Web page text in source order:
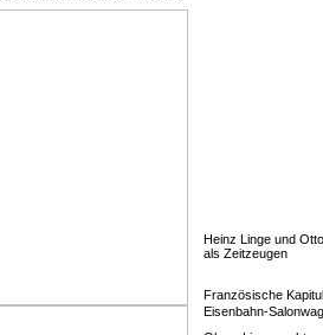
Heinz Linge und
als Zeitzeugen
Französische
Eisenbahn-